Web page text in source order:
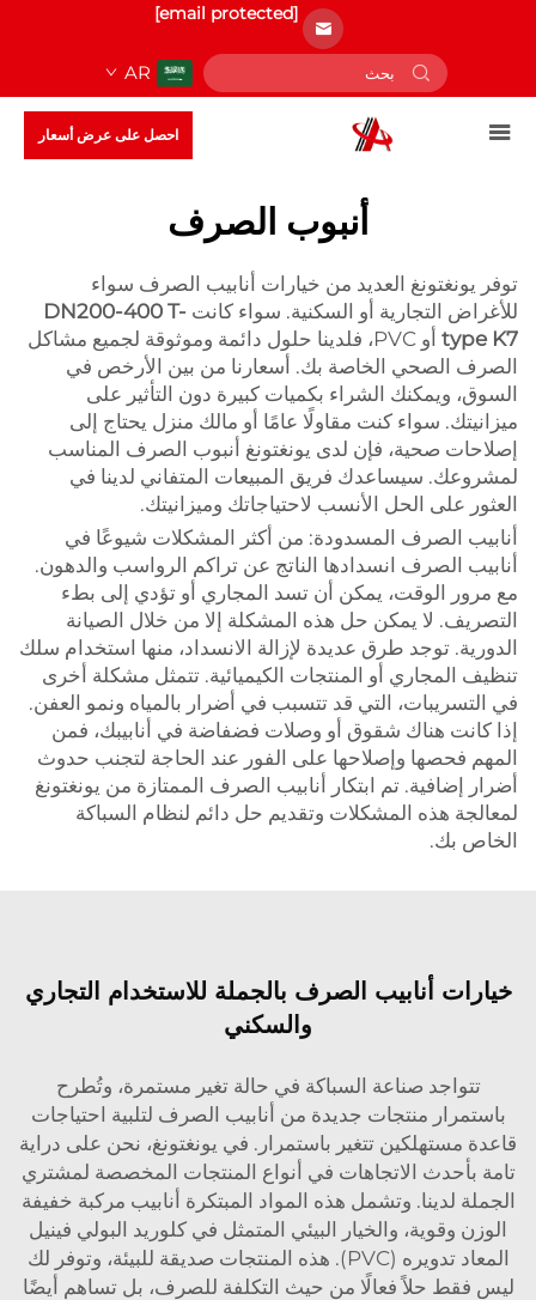
[email protected]
AR
احصل على عرض أسعار
أنبوب الصرف
توفر يونغتونغ العديد من خيارات أنابيب الصرف سواء
للأغراض التجارية أو السكنية. سواء كانت DN200-400 T-
type K7
أو PVC، فلدينا حلول دائمة وموثوقة لجميع مشاكل
الصرف الصحي الخاصة بك. أسعارنا من بين الأرخص في
السوق، ويمكنك الشراء بكميات كبيرة دون التأثير على
ميزانيتك. سواء كنت مقاولًا عامًا أو مالك منزل يحتاج إلى
إصلاحات صحية، فإن لدى يونغتونغ أنبوب الصرف المناسب
لمشروعك. سيساعدك فريق المبيعات المتفاني لدينا في
العثور على الحل الأنسب لاحتياجاتك وميزانيتك.
أنابيب الصرف المسدودة: من أكثر المشكلات شيوعًا في
أنابيب الصرف انسدادها الناتج عن تراكم الرواسب والدهون.
مع مرور الوقت، يمكن أن تسد المجاري أو تؤدي إلى بطء
التصريف. لا يمكن حل هذه المشكلة إلا من خلال الصيانة
الدورية. توجد طرق عديدة لإزالة الانسداد، منها استخدام سلك
تنظيف المجاري أو المنتجات الكيميائية. تتمثل مشكلة أخرى
في التسريبات، التي قد تتسبب في أضرار بالمياه ونمو العفن.
إذا كانت هناك شقوق أو وصلات فضفاضة في أنابيبك، فمن
المهم فحصها وإصلاحها على الفور عند الحاجة لتجنب حدوث
أضرار إضافية. تم ابتكار أنابيب الصرف الممتازة من يونغتونغ
لمعالجة هذه المشكلات وتقديم حل دائم لنظام السباكة
الخاص بك.
خيارات أنابيب الصرف بالجملة للاستخدام التجاري
والسكني
تتواجد صناعة السباكة في حالة تغير مستمرة، وتُطرح
باستمرار منتجات جديدة من أنابيب الصرف لتلبية احتياجات
قاعدة مستهلكين تتغير باستمرار. في يونغتونغ، نحن على دراية
تامة بأحدث الاتجاهات في أنواع المنتجات المخصصة لمشتري
الجملة لدينا. وتشمل هذه المواد المبتكرة أنابيب مركبة خفيفة
الوزن وقوية، والخيار البيئي المتمثل في كلوريد البولي فينيل
المعاد تدويره (PVC). هذه المنتجات صديقة للبيئة، وتوفر لك
ليس فقط حلاً فعالًا من حيث التكلفة للصرف، بل تساهم أيضًا